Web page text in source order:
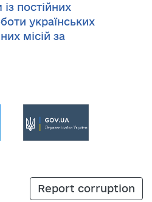
постійних
українських
місій за
Report corruption